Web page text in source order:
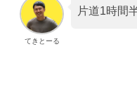
てきとーる
片道1時間